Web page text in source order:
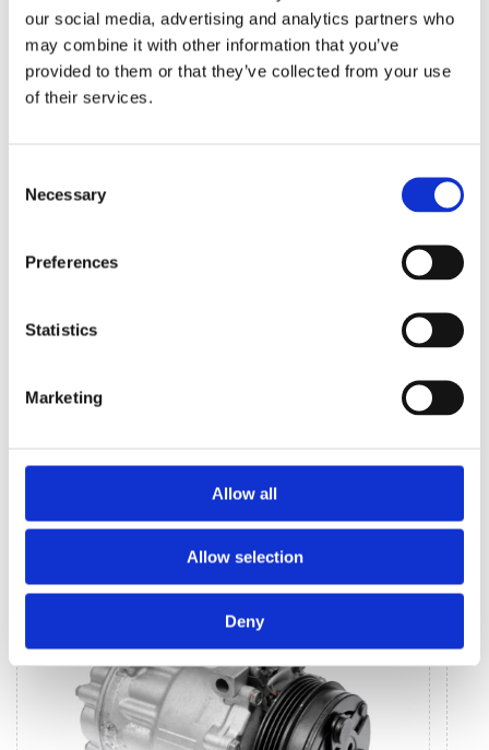
our social media, advertising and analytics partners who
may combine it with other information that you’ve
provided to them or that they’ve collected from your use
of their services.
Selection
Necessary
Preferences
Statistics
Marketing
Allow all
Allow selection
Deny
Agregaty układu kierowniczego (21)
Przekładnia kierownicza ze wspomaganiem
hydraulicznego (6)
(5)
KLIMATYZACJA DORENAULT LOGAN